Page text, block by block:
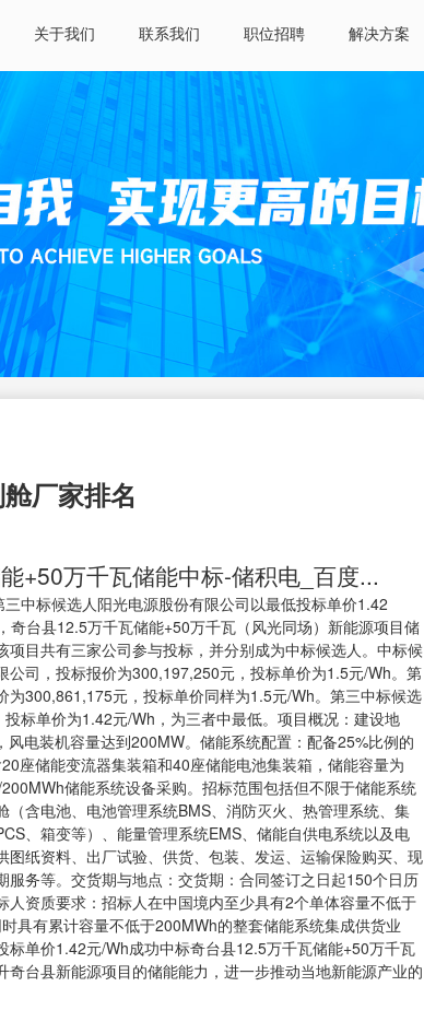
关于我们 联系我们 职位招聘 解决方案
厂家排名
+50万千瓦储能中标-储积电_百度...
中标候选人阳光电源股份有限公司以最低投标单价1.42
台县12.5万千瓦储能+50万千瓦（风光同场）新能源项目储
目共有三家公司参与投标，并分别成为中标候选人。中标候
司，投标报价为300,197,250元，投标单价为1.5元/Wh。第
300,861,175元，投标单价同样为1.5元/Wh。第三中标候选
标单价为1.42元/Wh，为三者中最低。项目概况：建设地
电装机容量达到200MW。储能系统配置：配备25%比例的
座储能变流器集装箱和40座储能电池集装箱，储能容量为
储能系统设备采购。招标范围包括但不限于储能系统
含电池、电池管理系统BMS、消防灭火、热管理系统、集
、箱变等）、能量管理系统EMS、储能自供电系统以及电
纸资料、出厂试验、供货、包装、发运、运输保险购买、现
务等。交货期与地点：交货期：合同签订之日起150个日历
资质要求：招标人在中国境内至少具有2个单体容量不低于
具有累计容量不低于200MWh的整套储能系统集成供货业
单价1.42元/Wh成功中标奇台县12.5万千瓦储能+50万千瓦
台县新能源项目的储能能力，进一步推动当地新能源产业的